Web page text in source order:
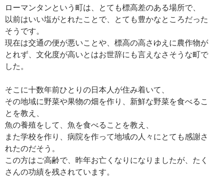
ローマンタンという町は、とても標高差のある場所で、
以前はいい塩がとれたことで、とても豊かなところだった
そうです。
現在は交通の便が悪いことや、標高の高さゆえに農作物が
とれず、文化度が高いとはお世辞にも言えなさそうな町で
した。
そこに十数年前ひとりの日本人が住み着いて、
その地域に野菜や果物の畑を作り、新鮮な野菜を食べるこ
とを教え、
魚の養殖をして、魚を食べることを教え、
また学校を作り、病院を作って地域の人々にとても感謝さ
れたのだそう。
この方はご高齢で、昨年お亡くなりになりましたが、たく
さんの功績を残されています。